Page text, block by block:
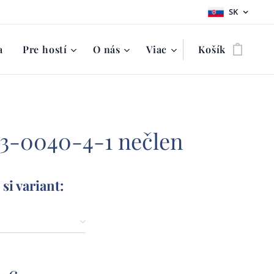
SK
Pre hostí O nás Viac Košík
0040-4-1 nečlen
variant: